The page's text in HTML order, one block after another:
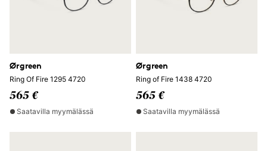
Ørgreen
Ring Of Fire 1295 4720
565 €
Saatavilla myymälässä
Ørgreen
Ring of Fire 1438 4720
565 €
Saatavilla myymälässä